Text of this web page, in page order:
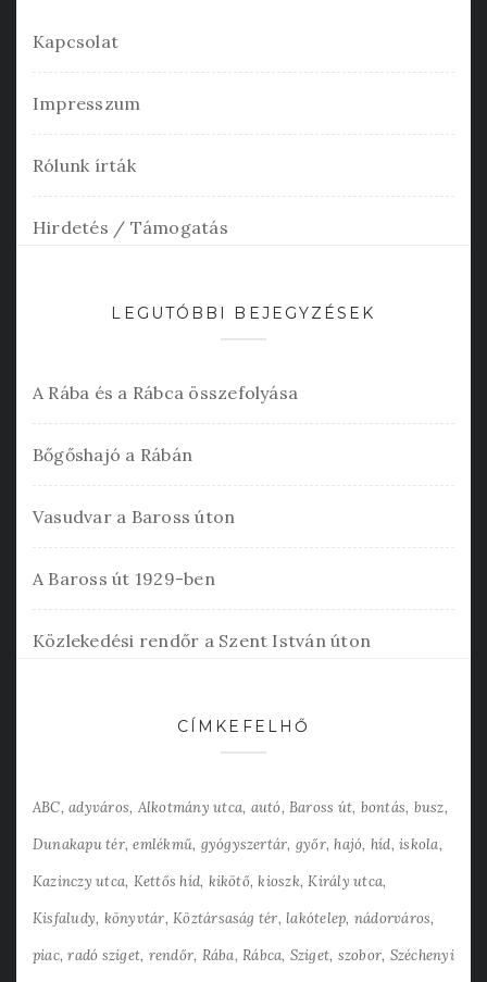
Kapcsolat
Impresszum
Rólunk írták
Hirdetés / Támogatás
LEGUTÓBBI BEJEGYZÉSEK
A Rába és a Rábca összefolyása
Bőgőshajó a Rábán
Vasudvar a Baross úton
A Baross út 1929-ben
Közlekedési rendőr a Szent István úton
CÍMKEFELHŐ
ABC adyváros Alkotmány utca autó Baross út bontás busz
Dunakapu tér emlékmű gyógyszertár győr hajó híd iskola
Kazinczy utca Kettős híd kikötő kioszk Király utca
Kisfaludy könyvtár Köztársaság tér lakótelep nádorváros
piac radó sziget rendőr Rába Rábca Sziget szobor Széchenyi